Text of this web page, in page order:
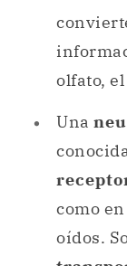
olfato,
Una
como
oídos.